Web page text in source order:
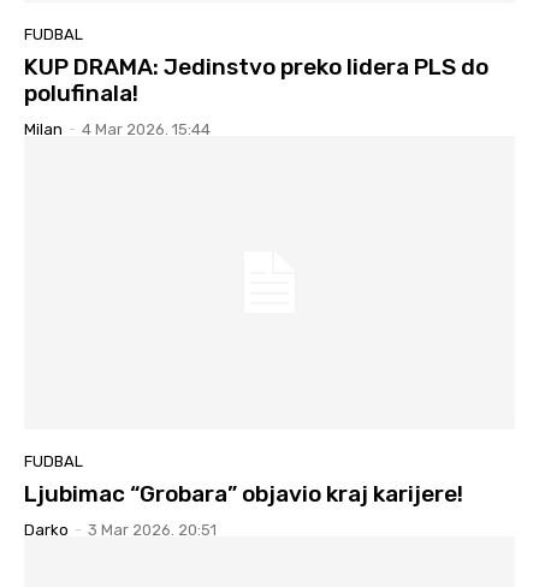
FUDBAL
KUP DRAMA: Jedinstvo preko lidera PLS do
polufinala!
Milan - 4 Mar 2026. 15:44
FUDBAL
Ljubimac “Grobara” objavio kraj karijere!
Darko - 3 Mar 2026. 20:51